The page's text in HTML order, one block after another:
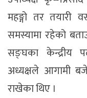
महङ्गो तर तयारी
समस्यामा रहेको
सङ्घका केन्द्रीय
अध्यक्षले आगामी
राखेका थिए ।